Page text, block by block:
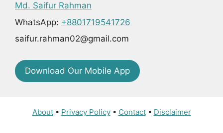
Md. Saifur Rahman
WhatsApp: +8801719541726
saifur.rahman02@gmail.com
Download Our Mobile App
About• Privacy Policy• Contact• Disclaimer